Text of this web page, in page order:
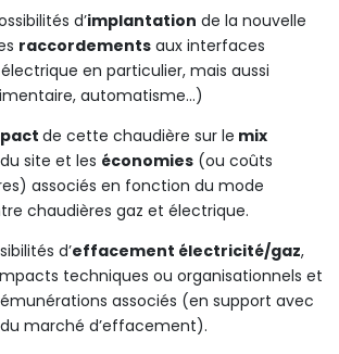
d’implantation de la nouvelle
raccordements aux interfaces
en particulier, mais aussi
automatisme…)
de cette chaudière sur le mix
du site et les économies (ou coûts
associés en fonction du mode
chaudières gaz et électrique.
d’effacement électricité/gaz,
techniques ou organisationnels et
associés (en support avec
marché d’effacement).